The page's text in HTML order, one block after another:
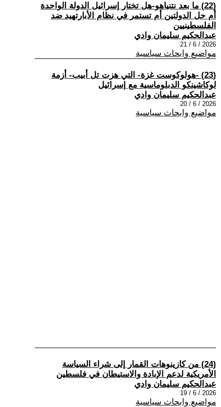
(22) ما بعد نتنياهو-هل تختار إسرائيل الدولة الواحدة
أم حل الدولتين أم تستمر في نظام الأبارتهيد ضد
الفلسطينيين
عبدالحكيم سليمان وادي
2026 / 6 / 21
مواضيع وابحاث سياسية
(23) -هولوكوست غزة- التي هزت تل أبيب- أزمة
لوكاشينكو الدبلوماسية مع إسرائيل
عبدالحكيم سليمان وادي
2026 / 6 / 20
مواضيع وابحاث سياسية
(24) من كازينوهات القمار إلى شراء السياسة
الأمريكية لدعم الإبادة والاستيطان في فلسطين
عبدالحكيم سليمان وادي
2026 / 6 / 19
مواضيع وابحاث سياسية